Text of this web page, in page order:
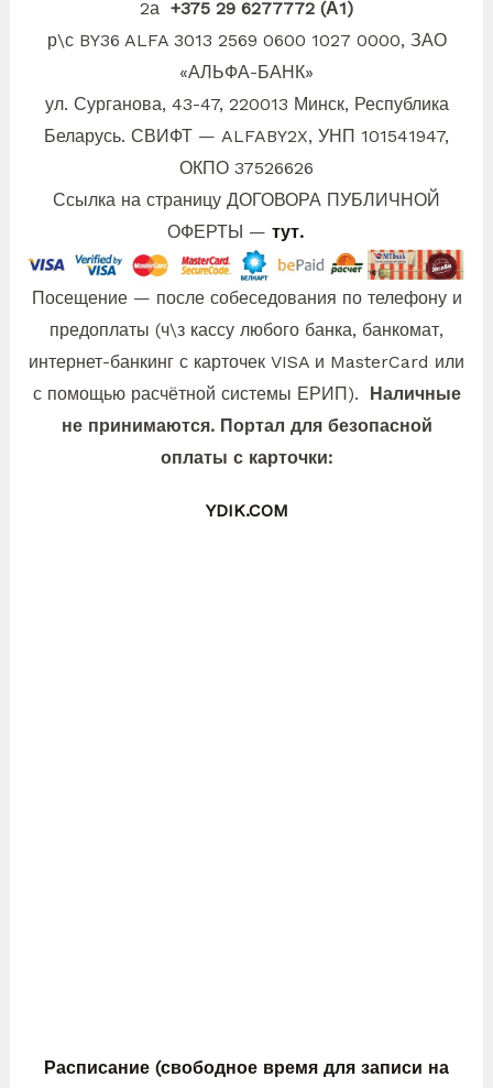
2а +375 29 6277772 (А1)
р\с BY36 ALFA 3013 2569 0600 1027 0000, ЗАО
«АЛЬФА-БАНК»
ул. Сурганова, 43-47, 220013 Минск, Республика
Беларусь. СВИФТ — ALFABY2X, УНП 101541947,
ОКПО 37526626
Ссылка на страницу ДОГОВОРА ПУБЛИЧНОЙ
ОФЕРТЫ — тут.
Посещение — после собеседования по телефону и
предоплаты (ч\з кассу любого банка, банкомат,
интернет-банкинг с карточек VISA и MasterCard или
с помощью расчётной системы ЕРИП).
Наличные
не принимаются. Портал для безопасной
оплаты с карточки:
YDIK.COM
Расписание (свободное время для записи на